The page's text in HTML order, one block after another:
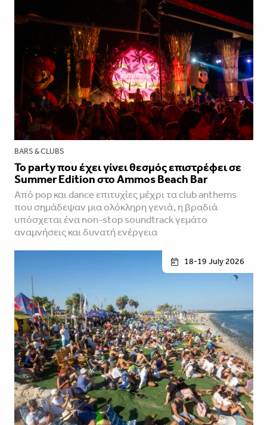
BARS & CLUBS
Το party που έχει γίνει θεσμός επιστρέφει σε
Summer Edition στο Ammos Beach Bar
Από pop και dance επιτυχίες μέχρι τα club anthems
που σημάδεψαν μια ολόκληρη γενιά, η βραδιά
υπόσχεται ένα non-stop soundtrack γεμάτο
αναμνήσεις και δυνατή ενέργεια
18-19 July 2026